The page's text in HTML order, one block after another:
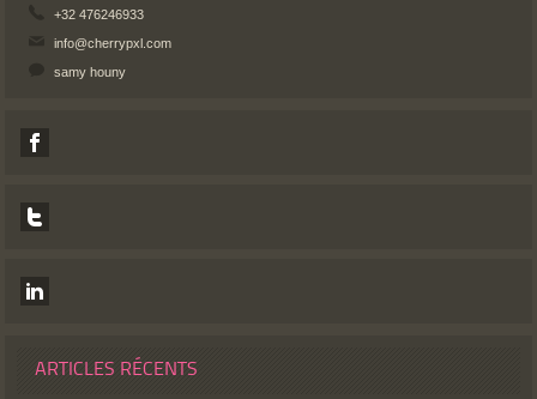
+32 476246933
info@cherrypxl.com
samy houny
ARTICLES RÉCENTS